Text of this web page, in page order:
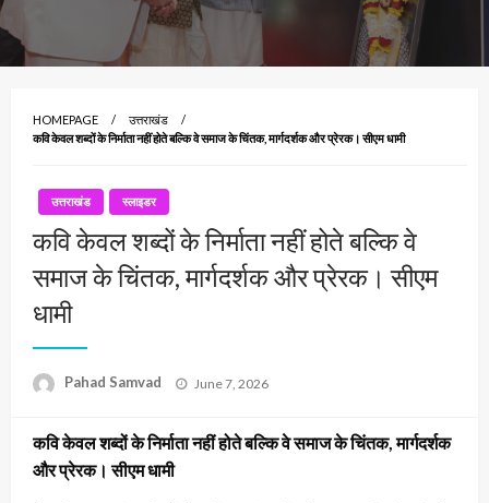
HOMEPAGE
उत्तराखंड
कवि केवल शब्दों के निर्माता नहीं होते बल्कि वे समाज के चिंतक, मार्गदर्शक और प्रेरक। सीएम धामी
उत्तराखंड स्लाइडर
कवि केवल शब्दों के निर्माता नहीं होते बल्कि वे
समाज के चिंतक, मार्गदर्शक और प्रेरक। सीएम
धामी
Pahad Samvad
Posted
June 7, 2026
कवि केवल शब्दों के निर्माता नहीं होते बल्कि वे समाज के चिंतक, मार्गदर्शक
और प्रेरक। सीएम धामी